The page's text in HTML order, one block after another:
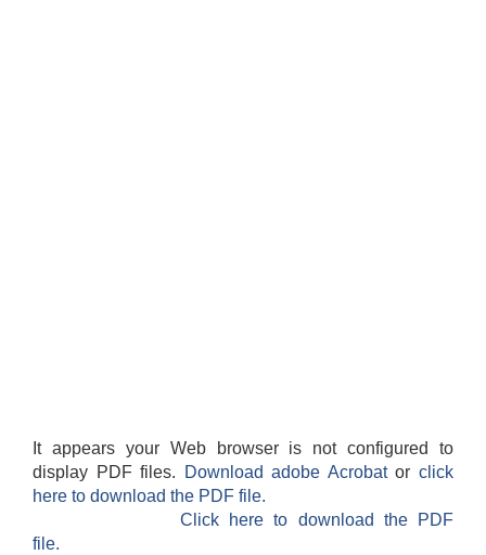
It appears your Web browser is not configured to
display PDF files.
Download adobe Acrobatorclick
here to download the PDF file.
Click here to download the PDF
file.